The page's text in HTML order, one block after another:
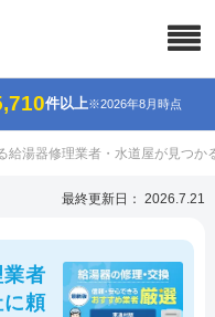
件以上※2026年8月時点
給湯器修理業者・水道屋が見つか
最終更新日： 2026.7.21
者
頼